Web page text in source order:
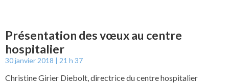
Présentation des vœux au centre
hospitalier
30 janvier 2018 21 h 37
Christine Girier Diebolt, directrice du centre hospitalier